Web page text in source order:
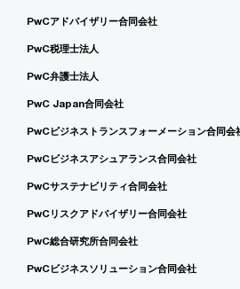
PwCアドバイザリー合同会社
PwC税理士法人
PwC弁護士法人
PwC Japan合同会社
PwCビジネストランスフォーメーション合同会
PwCビジネスアシュアランス合同会社
PwCサステナビリティ合同会社
PwCリスクアドバイザリー合同会社
PwC総合研究所合同会社
PwCビジネスソリューション合同会社